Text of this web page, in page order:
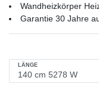
Wandheizkörper
Garantie 30 Jahre
LÄNGE